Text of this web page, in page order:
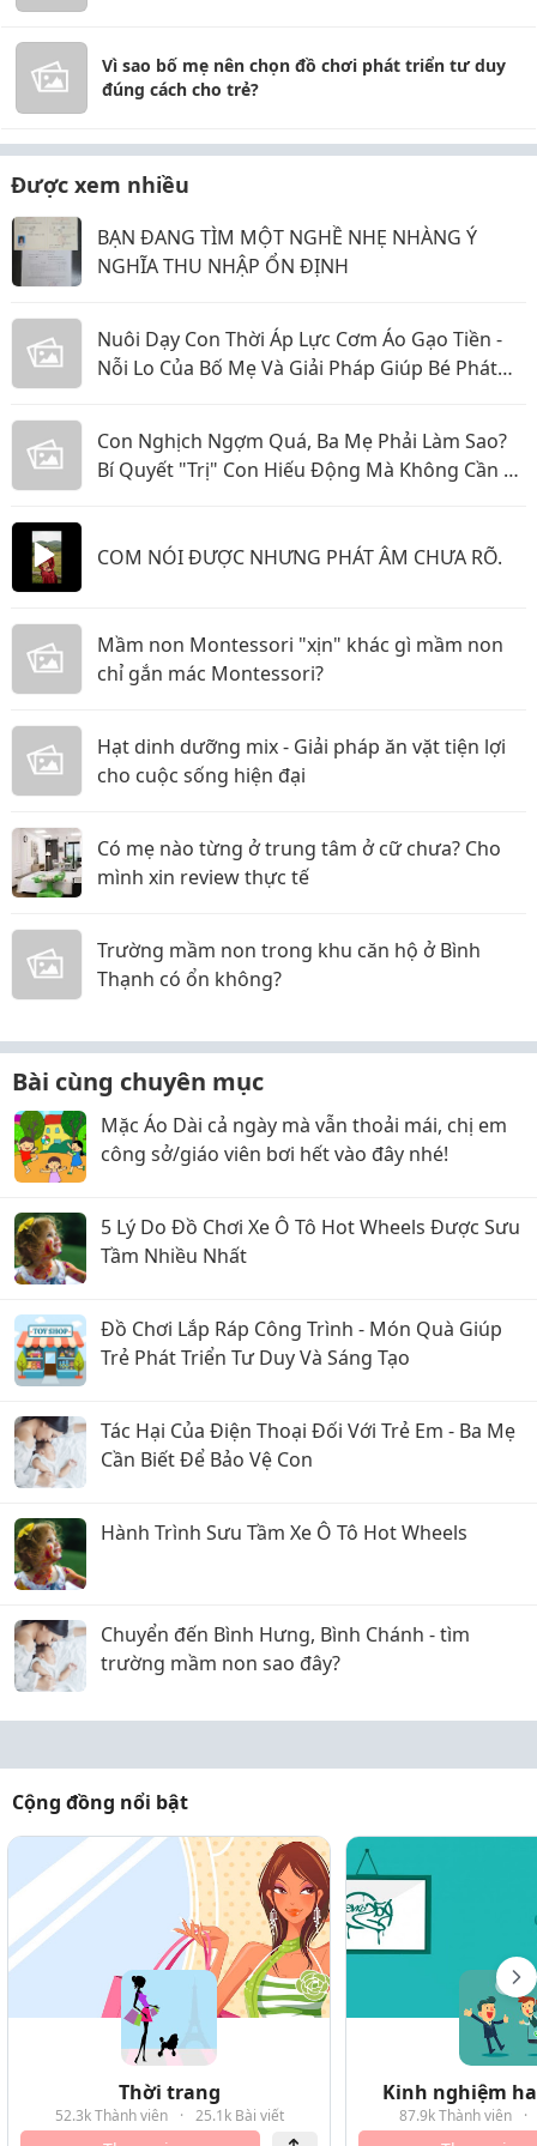
Vì sao bố mẹ nên chọn đồ chơi phát triển tư duy
đúng cách cho trẻ?
Được xem nhiều
BẠN ĐANG TÌM MỘT NGHỀ NHẸ NHÀNG Ý
NGHĨA THU NHẬP ỔN ĐỊNH
Nuôi Dạy Con Thời Áp Lực Cơm Áo Gạo Tiền -
Nỗi Lo Của Bố Mẹ Và Giải Pháp Giúp Bé Phát
Con Nghịch Ngợm Quá, Ba Mẹ Phải Làm Sao?
Bí Quyết "Trị" Con Hiếu Động Mà Không Cần La
COM NÓI ĐƯỢC NHƯNG PHÁT ÂM CHƯA RÕ.
Mầm non Montessori "xịn" khác gì mầm non
chỉ gắn mác Montessori?
Hạt dinh dưỡng mix - Giải pháp ăn vặt tiện lợi
cho cuộc sống hiện đại
Có mẹ nào từng ở trung tâm ở cữ chưa? Cho
mình xin review thực tế
Trường mầm non trong khu căn hộ ở Bình
Thạnh có ổn không?
Bài cùng chuyên mục
Mặc Áo Dài cả ngày mà vẫn thoải mái, chị em
công sở/giáo viên bơi hết vào đây nhé!
5 Lý Do Đồ Chơi Xe Ô Tô Hot Wheels Được Sưu
Tầm Nhiều Nhất
Đồ Chơi Lắp Ráp Công Trình - Món Quà Giúp
Trẻ Phát Triển Tư Duy Và Sáng Tạo
Tác Hại Của Điện Thoại Đối Với Trẻ Em - Ba Mẹ
Cần Biết Để Bảo Vệ Con
Hành Trình Sưu Tầm Xe Ô Tô Hot Wheels
Chuyển đến Bình Hưng, Bình Chánh - tìm
trường mầm non sao đây?
Cộng đồng nổi bật
Thời trang
52.3k Thành viên · 25.1k Bài viết
Kinh nghiệm
87.9k Thành viên ·